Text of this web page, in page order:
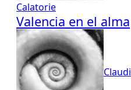
Calatorie
Valencia en el alma